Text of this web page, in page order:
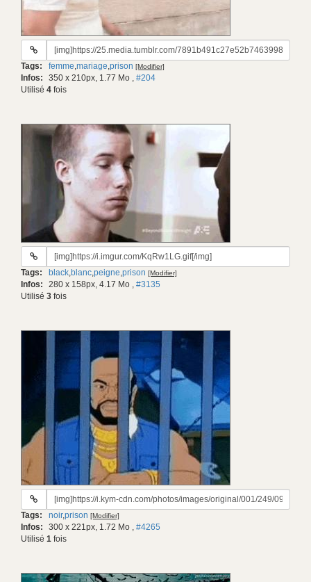
URL
gif:
Tags: femme,mariage,prison [Modifier]
Infos: 350 x 210px, 1.77 Mo , #204
Utilisé 4 fois
URL
gif:
Tags: black,blanc,peigne,prison [Modifier]
Infos: 280 x 158px, 4.17 Mo , #3135
Utilisé 3 fois
URL
gif:
Tags: noir,prison [Modifier]
Infos: 300 x 221px, 1.72 Mo , #4265
Utilisé 1 fois